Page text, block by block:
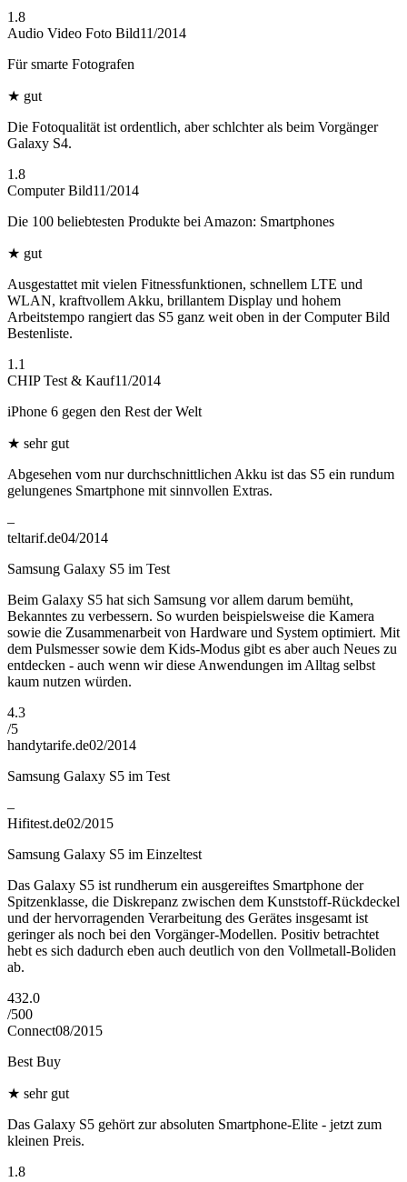
1.8
Audio Video Foto Bild11/2014
Für smarte Fotografen
★ gut
Die Fotoqualität ist ordentlich, aber schlchter als beim Vorgänger
Galaxy S4.
1.8
Computer Bild11/2014
Die 100 beliebtesten Produkte bei Amazon: Smartphones
★ gut
Ausgestattet mit vielen Fitnessfunktionen, schnellem LTE und
WLAN, kraftvollem Akku, brillantem Display und hohem
Arbeitstempo rangiert das S5 ganz weit oben in der Computer Bild
Bestenliste.
1.1
CHIP Test & Kauf11/2014
iPhone 6 gegen den Rest der Welt
★ sehr gut
Abgesehen vom nur durchschnittlichen Akku ist das S5 ein rundum
gelungenes Smartphone mit sinnvollen Extras.
–
teltarif.de04/2014
Samsung Galaxy S5 im Test
Beim Galaxy S5 hat sich Samsung vor allem darum bemüht,
Bekanntes zu verbessern. So wurden beispielsweise die Kamera
sowie die Zusammenarbeit von Hardware und System optimiert. Mit
dem Pulsmesser sowie dem Kids-Modus gibt es aber auch Neues zu
entdecken - auch wenn wir diese Anwendungen im Alltag selbst
kaum nutzen würden.
4.3
/5
handytarife.de02/2014
Samsung Galaxy S5 im Test
–
Hifitest.de02/2015
Samsung Galaxy S5 im Einzeltest
Das Galaxy S5 ist rundherum ein ausgereiftes Smartphone der
Spitzenklasse, die Diskrepanz zwischen dem Kunststoff-Rückdeckel
und der hervorragenden Verarbeitung des Gerätes insgesamt ist
geringer als noch bei den Vorgänger-Modellen. Positiv betrachtet
hebt es sich dadurch eben auch deutlich von den Vollmetall-Boliden
ab.
432.0
/500
Connect08/2015
Best Buy
★ sehr gut
Das Galaxy S5 gehört zur absoluten Smartphone-Elite - jetzt zum
kleinen Preis.
1.8